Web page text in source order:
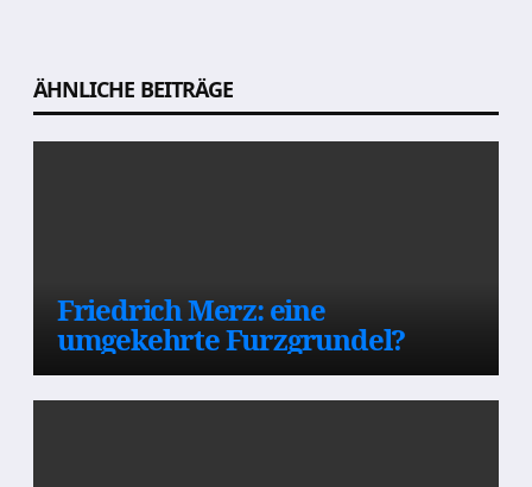
Beitragsnavigation
ÄHNLICHE BEITRÄGE
Friedrich Merz: eine
umgekehrte Furzgrundel?